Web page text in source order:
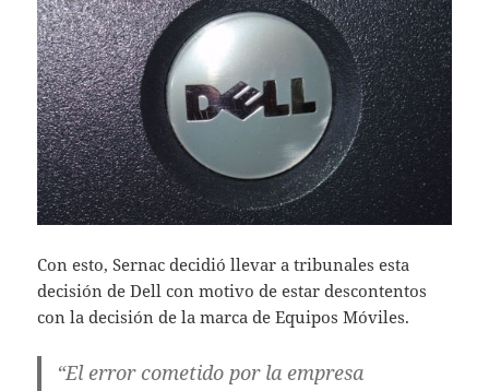
Con esto, Sernac decidió llevar a tribunales esta
decisión de Dell con motivo de estar descontentos
con la decisión de la marca de Equipos Móviles.
“El error cometido por la empresa